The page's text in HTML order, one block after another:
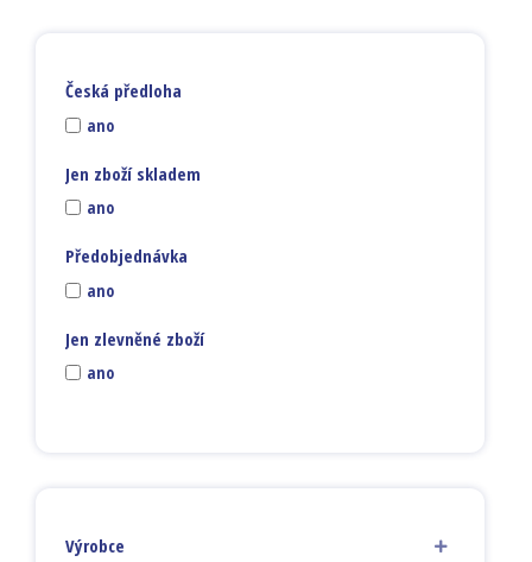
Česká předloha
ano
Jen zboží skladem
ano
Předobjednávka
ano
Jen zlevněné zboží
ano
Výrobce